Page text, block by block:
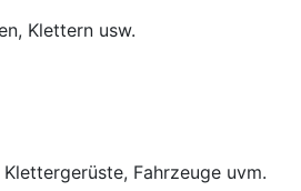
Klettern usw.
Fahrzeuge uvm.